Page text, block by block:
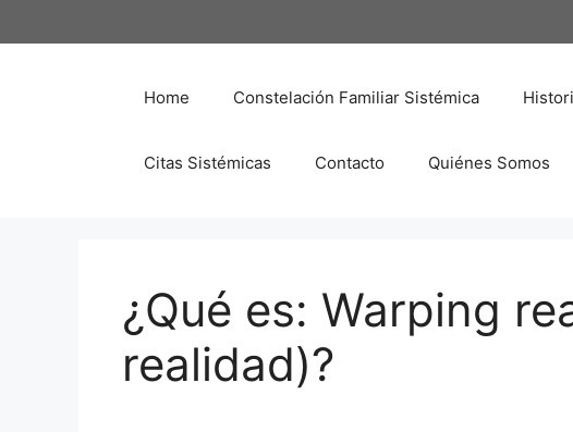
al
Home Constelación Familiar Sistémica
Citas Sistémicas Contacto Quiénes Somos
¿Qué es: Warping
realidad)?